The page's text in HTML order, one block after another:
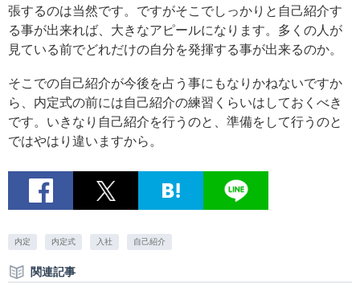
張するのは当然です。ですがそこでしっかりと自己紹介す
る事が出来れば、大きなアピールになります。多くの人が
見ている前でどれだけの自分を発揮する事が出来るのか。
そこでの自己紹介が今後を占う事にもなりかねないですか
ら、内定式の前には自己紹介の練習くらいはしておくべき
です。いきなり自己紹介を行うのと、準備をして行うのと
ではやはり違いますから。
内定 内定式 入社 自己紹介
関連記事